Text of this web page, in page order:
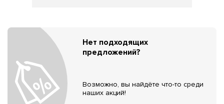
Нет подходящих
предложений?
Возможно, вы найдёте что-то среди
наших акций!